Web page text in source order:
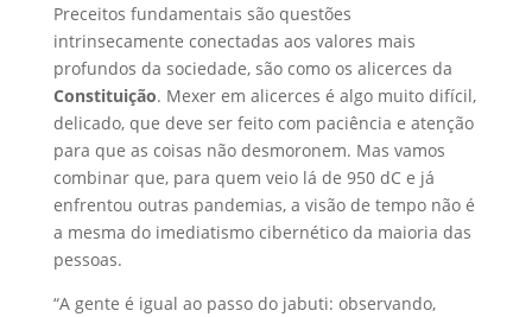
Preceitos fundamentais são questões
intrinsecamente conectadas aos valores mais
profundos da sociedade, são como os alicerces da
Constituição. Mexer em alicerces é algo muito difícil,
delicado, que deve ser feito com paciência e atenção
para que as coisas não desmoronem. Mas vamos
combinar que, para quem veio lá de 950 dC e já
enfrentou outras pandemias, a visão de tempo não é
a mesma do imediatismo cibernético da maioria das
pessoas.
“A gente é igual ao passo do jabuti: observando,